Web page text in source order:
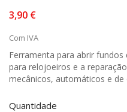
3,90 €
Com IVA
Ferramenta para abrir fundos
para relojoeiros e a
mecânicos, automáticos e de
Quantidade